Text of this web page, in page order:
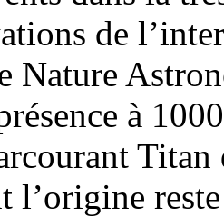
de
Nature
à
Titan
l’origine